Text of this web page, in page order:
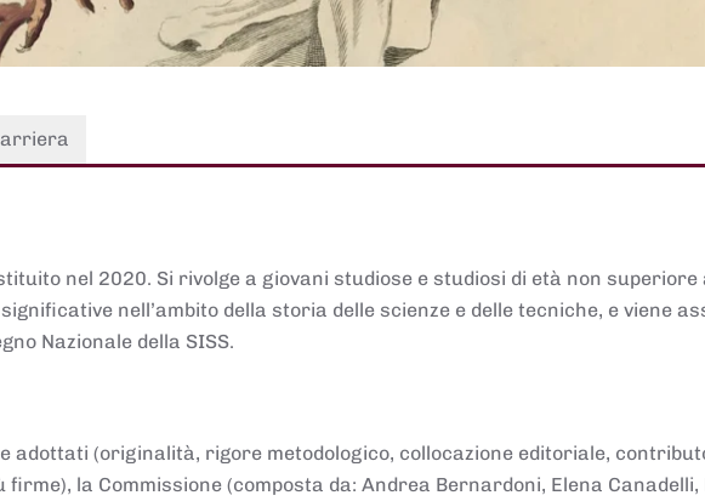
nel 2020. Si rivolge a giovani studiose e studiosi di età non superiore
nell’ambito della storia delle scienze e delle tecniche, e viene
Nazionale della SISS.
adottati (originalità, rigore metodologico, collocazione editoriale,
la Commissione (composta da: Andrea Bernardoni, Elena Canadelli,